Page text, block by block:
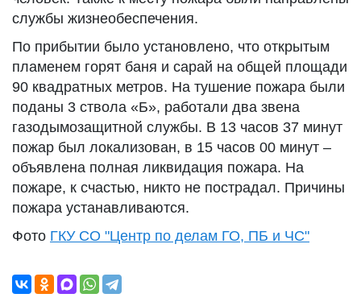
службы жизнеобеспечения.
По прибытии было установлено, что открытым
пламенем горят баня и сарай на общей площади
90 квадратных метров. На тушение пожара были
поданы 3 ствола «Б», работали два звена
газодымозащитной службы. В 13 часов 37 минут
пожар был локализован, в 15 часов 00 минут –
объявлена полная ликвидация пожара. На
пожаре, к счастью, никто не пострадал. Причины
пожара устанавливаются.
Фото ГКУ СО "Центр по делам ГО, ПБ и ЧС"